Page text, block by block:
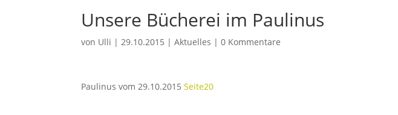
Unsere Bücherei im Paulinus
von Ulli |29.10.2015 |Aktuelles |0 Kommentare
Paulinus vom 29.10.2015Seite20